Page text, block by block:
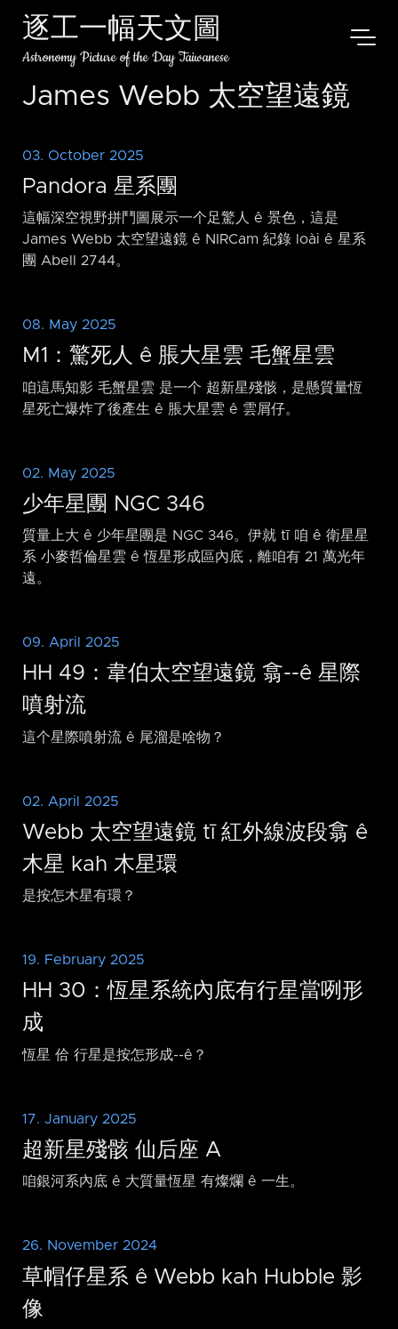
逐工一幅天文圖
Astronomy Picture of the Day Taiwanese
James Webb 太空望遠鏡
03. October 2025
Pandora 星系團
這幅深空視野拼鬥圖展示一个足驚人 ê 景色，這是
James Webb 太空望遠鏡 ê NIRCam 紀錄 loài ê 星系
團 Abell 2744。
08. May 2025
M1：驚死人 ê 脹大星雲 毛蟹星雲
咱這馬知影 毛蟹星雲 是一个 超新星殘骸，是懸質量恆
星死亡爆炸了後產生 ê 脹大星雲 ê 雲屑仔。
02. May 2025
少年星團 NGC 346
質量上大 ê 少年星團是 NGC 346。伊就 tī 咱 ê 衛星星
系 小麥哲倫星雲 ê 恆星形成區內底，離咱有 21 萬光年
遠。
09. April 2025
HH 49：韋伯太空望遠鏡 翕-⁠-ê 星際
噴射流
這个星際噴射流 ê 尾溜是啥物？
02. April 2025
Webb 太空望遠鏡 tī 紅外線波段翕 ê
木星 kah 木星環
是按怎木星有環？
19. February 2025
HH 30：恆星系統內底有行星當咧形
成
恆星 佮 行星是按怎形成-⁠-ê？
17. January 2025
超新星殘骸 仙后座 A
咱銀河系內底 ê 大質量恆星 有燦爛 ê 一生。
26. November 2024
草帽仔星系 ê Webb kah Hubble 影
像